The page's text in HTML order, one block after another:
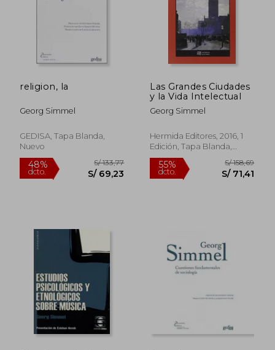
dcto. S/ 68,70 dcto. S/
religion, la
Georg Simmel
GEDISA, Tapa Blanda,
Nuevo
Las Grandes Ciudades
y la Vida Intelectual
Georg Simmel
Hermida Editores, 2016, 1
Edición, Tapa Blanda,
Nuevo